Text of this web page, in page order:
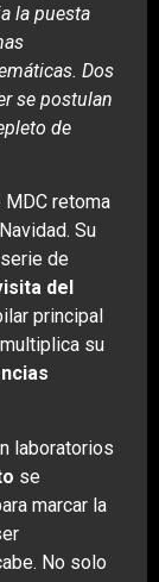
la puesta
Dos
se postulan
de
MDC retoma
Su
de
del
principal
su
laboratorios
se
marcar la
No solo